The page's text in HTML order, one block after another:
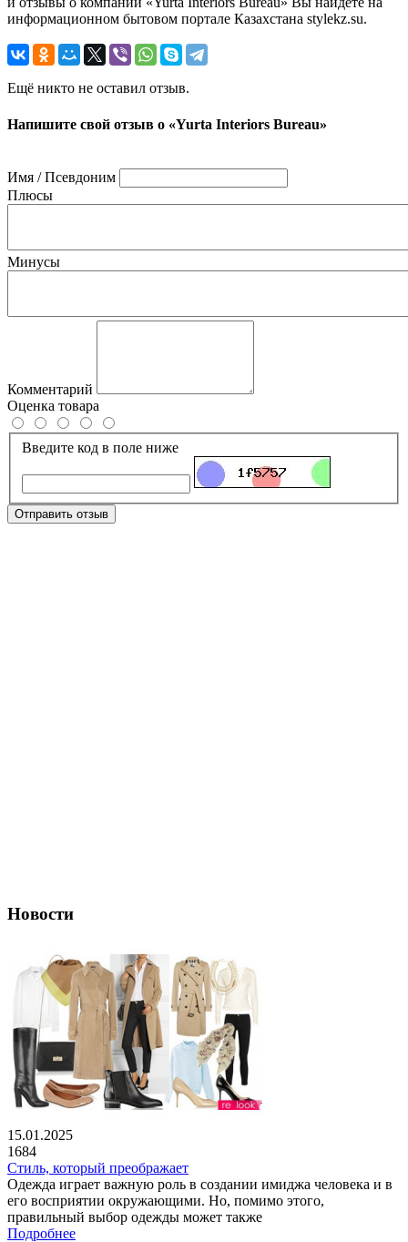
информационном бытовом портале Казахстана stylekz.su.
Ещё никто не оставил отзыв.
Напишите свой отзыв о «Yurta Interiors Bureau»
Имя / Псевдоним
Плюсы
Минусы
Комментарий
Оценка товара
Введите код в поле ниже
Отправить отзыв
Новости
15.01.2025
1684
Стиль, который преображает
Одежда играет важную роль в создании имиджа человека и в
его восприятии окружающими. Но, помимо этого,
правильный выбор одежды может также
Подробнее